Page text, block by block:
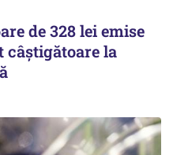
de 328 lei emise
câştigătoare la